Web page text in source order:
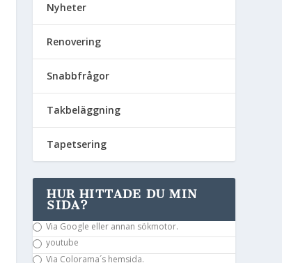
Nyheter
Renovering
Snabbfrågor
Takbeläggning
Tapetsering
HUR HITTADE DU MIN
SIDA?
Via Google eller annan sökmotor.
youtube
Via Colorama´s hemsida.